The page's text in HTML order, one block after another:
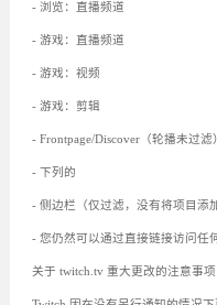
- 浏览：直播频道
- 游戏：直播频道
- 游戏：视频
- 游戏：剪辑
- Frontpage/Discover（轮播未过滤
- 下列的
- 侧边栏（仅过滤，没有将项目添
- 您仍然可以通过直接链接访问任
关于 twitch.tv 重大更改的注意事项